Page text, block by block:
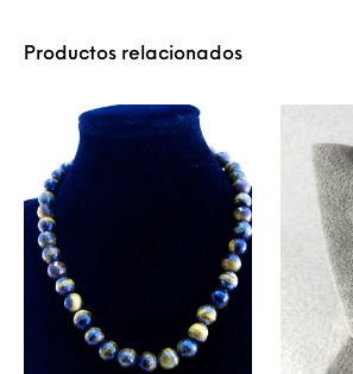
Productos relacionados